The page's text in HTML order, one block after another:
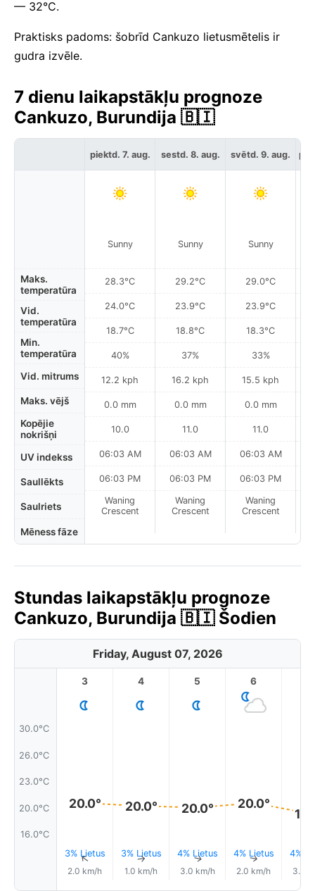
— 32°C.
Praktisks padoms: šobrīd Cankuzo lietusmētelis ir
gudra izvēle.
7 dienu laikapstākļu prognoze
Cankuzo, Burundija 🇧🇮
Maks.
temperatūra
Vid.
temperatūra
Min.
temperatūra
Vid. mitrums
Maks. vējš
Kopējie
nokrišņi
UV indekss
Saullēkts
Saulriets
Mēness fāze
piektd. 7. aug.
Sunny
28.3°C
24.0°C
18.7°C
40%
12.2 kph
0.0 mm
10.0
06:03 AM
06:03 PM
Waning
Crescent
sestd. 8. aug.
Sunny
29.2°C
23.9°C
18.8°C
37%
16.2 kph
0.0 mm
11.0
06:03 AM
06:03 PM
Waning
Crescent
svētd. 9. aug.
Sunny
29.0°C
23.9°C
18.3°C
33%
15.5 kph
0.0 mm
11.0
06:03 AM
06:03 PM
Waning
Crescent
Stundas laikapstākļu prognoze
Cankuzo, Burundija 🇧🇮 Šodien
Friday, August 07, 2026
30.0°C
26.0°C
23.0°C
20.0°C
16.0°C
3
20.0°
3% Lietus
↑
2.0 km/h
4
20.0°
3% Lietus
↑
1.0 km/h
5
20.0°
4% Lietus
↑
3.0 km/h
6
20.0°
4% Lietus
↑
2.0 km/h
4%
3.0